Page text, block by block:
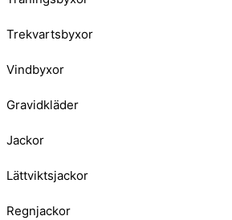
Trekvartsbyxor
Vindbyxor
Gravidkläder
Jackor
Lättviktsjackor
Regnjackor